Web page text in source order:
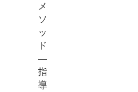
メ
ソ
ッ
ド
―
指
導